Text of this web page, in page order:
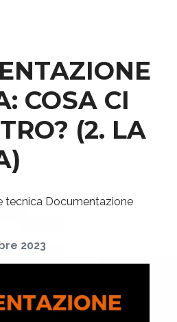
COSA CI
(2. LA
tecnica Documentazione
2023